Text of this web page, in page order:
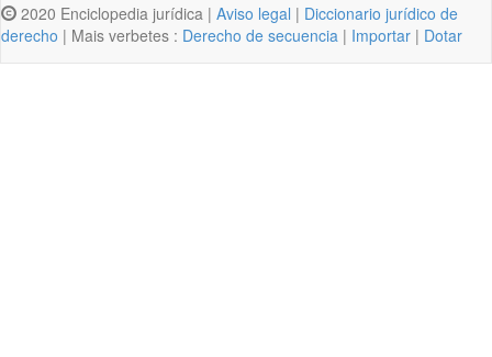
2020 Enciclopedia jurídica | Aviso legal | Diccionario jurídico de
derecho | Mais verbetes : Derecho de secuencia | Importar | Dotar